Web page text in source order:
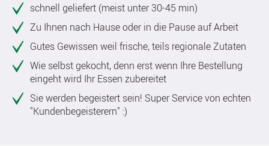
schnell geliefert (meist unter 30-45 min)
Zu Ihnen nach Hause oder in die Pause auf Arbeit
Gutes Gewissen weil frische, teils regionale Zutaten
Wie selbst gekocht, denn erst wenn Ihre Bestellung
eingeht wird Ihr Essen zubereitet
Sie werden begeistert sein! Super Service von echten
"Kundenbegeisterern" :)